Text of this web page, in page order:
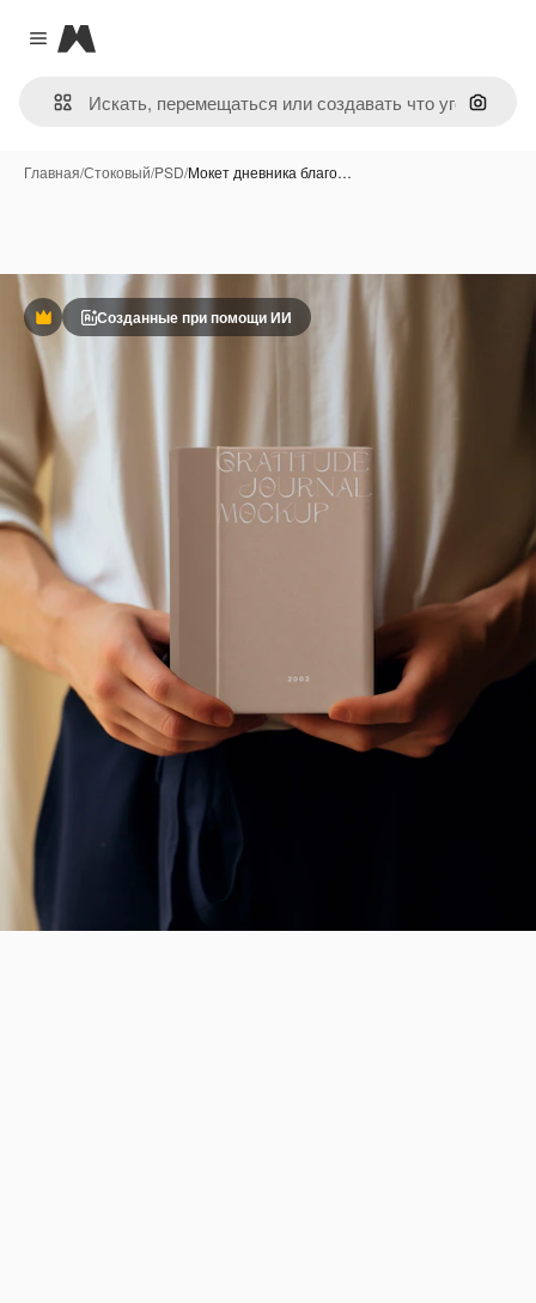
Close menu
Magnific
Поиск
Главная/Стоковый/PSD/Мокет дневника благо…
ПремиумСозданные при помощи ИИ